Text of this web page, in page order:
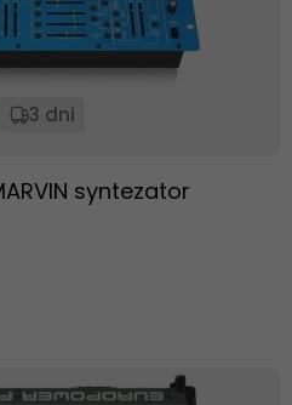
3 dni
syntezator